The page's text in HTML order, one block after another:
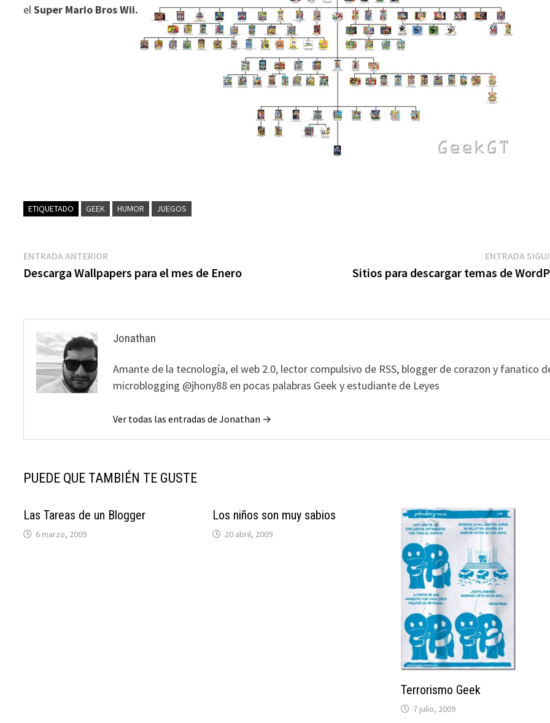
elSuper Mario Bros Wii.
ETIQUETADO GEEK HUMOR JUEGOS
Navegación
de
ENTRADA ANTERIOR
anterior:
Descarga Wallpapers para el mes de Enero
ENTRADA
Sitios para descargar temas de
Jonathan
Amante de la tecnología, el web 2.0, lector compulsivo de RSS, blogger de corazon y fanatico
microblogging @jhony88 en pocas palabras Geek y estudiante de Leyes
Ver todas las entradas de Jonathan →
PUEDE QUE TAMBIÉN TE GUSTE
Las Tareas de un Blogger
6 marzo, 2009
Los niños son muy sabios
20 abril, 2009
Terrorismo Geek
7 julio, 2009